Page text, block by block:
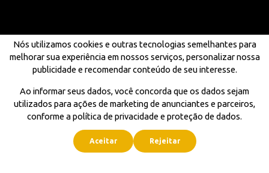
Nós utilizamos cookies e outras tecnologias semelhantes para
melhorar sua experiência em nossos serviços, personalizar nossa
publicidade e recomendar conteúdo de seu interesse.
Ao informar seus dados, você concorda que os dados sejam
utilizados para ações de marketing de anunciantes e parceiros,
conforme a política de privacidade e proteção de dados.
Aceitar Rejeitar